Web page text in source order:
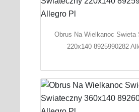
Obrus Na Wielkanoc Swieta
220x140 8925990282